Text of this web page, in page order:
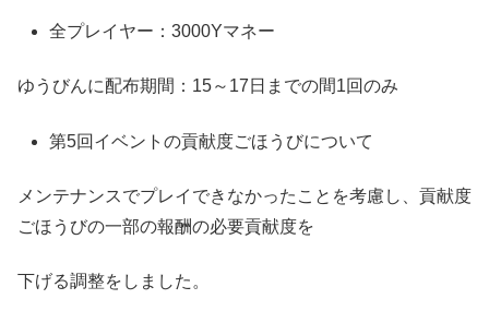
全プレイヤー：3000Yマネー
ゆうびんに配布期間：15～17日までの間1回のみ
第5回イベントの貢献度ごほうびについて
メンテナンスでプレイできなかったことを考慮し、貢献度
ごほうびの一部の報酬の必要貢献度を
下げる調整をしました。